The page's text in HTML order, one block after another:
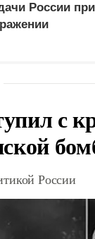
России при
с
России